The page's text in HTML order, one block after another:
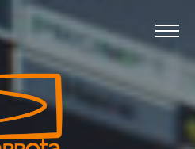
INICI
PRODUCTORA
DARRERS TREBALLS
SERVEIS